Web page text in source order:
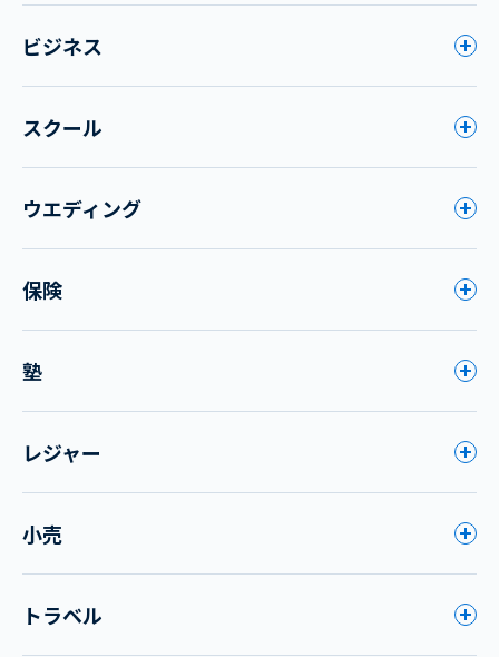
ビジネス
スクール
ウエディング
保険
塾
レジャー
小売
トラベル